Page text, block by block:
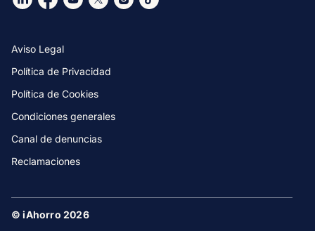
© iAhorro 2026
Aviso Legal
Política de Privacidad
Política de Cookies
Condiciones generales
Canal de denuncias
Reclamaciones